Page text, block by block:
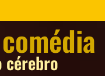
cérebro